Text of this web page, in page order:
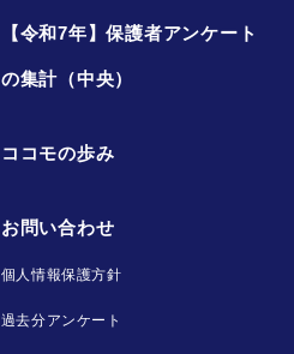
【令和7年】保護者アンケート
の集計（中央）
ココモの歩み
お問い合わせ
個人情報保護方針
過去分アンケート